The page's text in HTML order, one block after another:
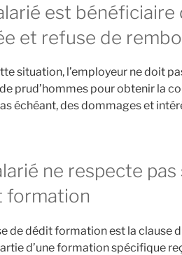
est
et refuse de
situation, l’employeur ne doit
prud’hommes pour obtenir la
échéant, des dommages et
ne respecte
formation
de dédit formation est la clause
d’une formation spécifique